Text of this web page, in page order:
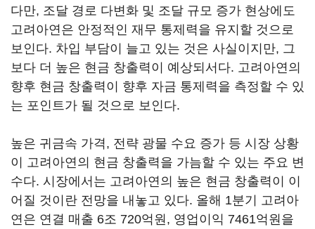
다만, 조달 경로 다변화 및 조달 규모 증가 현상에도
고려아연은 안정적인 재무 통제력을 유지할 것으로
보인다. 차입 부담이 늘고 있는 것은 사실이지만, 그
보다 더 높은 현금 창출력이 예상되서다. 고려아연의
향후 현금 창출력이 향후 자금 통제력을 측정할 수 있
는 포인트가 될 것으로 보인다.
높은 귀금속 가격, 전략 광물 수요 증가 등 시장 상황
이 고려아연의 현금 창출력을 가늠할 수 있는 주요 변
수다. 시장에서는 고려아연의 높은 현금 창출력이 이
어질 것이란 전망을 내놓고 있다. 올해 1분기 고려아
연은 연결 매출 6조 720억원, 영업이익 7461억원을